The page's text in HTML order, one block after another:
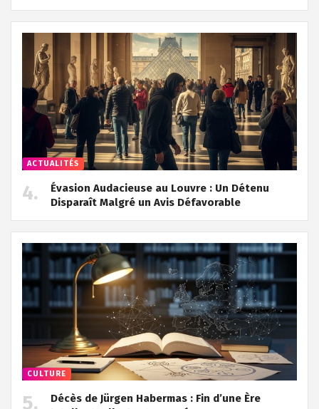
ACTUALITÉS
Évasion Audacieuse au Louvre : Un Détenu
Disparaît Malgré un Avis Défavorable
CULTURE
Décès de Jürgen Habermas : Fin d’une Ère